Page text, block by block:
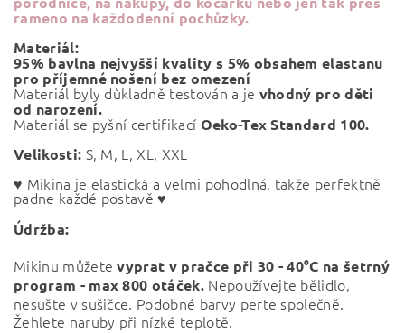
rameno na každodenní pochůzky.
Materiál:
95% bavlna nejvyšší kvality s 5% obsahem elastanu
pro příjemné nošení bez omezení
Materiál byly důkladně testován a je vhodný pro děti
od narození.
Materiál se pyšní certifikací Oeko-Tex Standard 100.
Velikosti: S, M, L, XL, XXL
♥ Mikina je elastická a velmi pohodlná, takže perfektně
padne každé postavě ♥
Údržba:
Mikinu můžetevyprat v pračce při 30 - 40°C na šetrný
program - max 800 otáček. Nepoužívejte bělidlo,
nesušte v sušičce. Podobné barvy perte společně.
Žehlete naruby při nízké teplotě.